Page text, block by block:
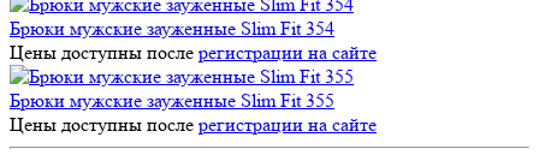
Брюки мужские зауженные Slim Fit 354
Цены доступны после регистрации на сайте
Брюки мужские зауженные Slim Fit 355
Цены доступны после регистрации на сайте